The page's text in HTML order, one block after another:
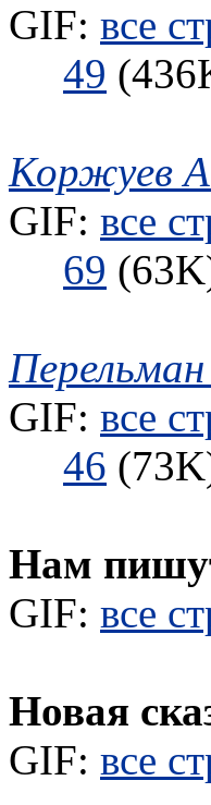
GIF: все
49
Коржуев
GIF: все
69
GIF: все
46
Нам
GIF: все
Новая
GIF: все